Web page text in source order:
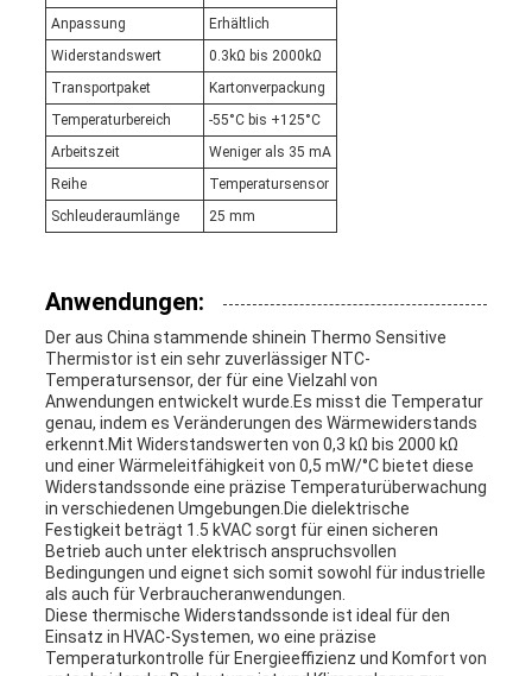
Anpassung
Erhältlich
Widerstandswert
0.3kΩ bis 2000kΩ
Transportpaket
Kartonverpackung
Temperaturbereich
-55°C bis +125°C
Arbeitszeit
Weniger als 35 mA
Reihe
Temperatursensor
Schleuderaumlänge
25 mm
Anwendungen:
Der aus China stammende shinein Thermo Sensitive
Thermistor ist ein sehr zuverlässiger NTC-
Temperatursensor, der für eine Vielzahl von
Anwendungen entwickelt wurde.Es misst die Temperatur
genau, indem es Veränderungen des Wärmewiderstands
erkennt.Mit Widerstandswerten von 0,3 kΩ bis 2000 kΩ
und einer Wärmeleitfähigkeit von 0,5 mW/°C bietet diese
Widerstandssonde eine präzise Temperaturüberwachung
in verschiedenen Umgebungen.Die dielektrische
Festigkeit beträgt 1.5 kVAC sorgt für einen sicheren
Betrieb auch unter elektrisch anspruchsvollen
Bedingungen und eignet sich somit sowohl für industrielle
als auch für Verbraucheranwendungen.
Diese thermische Widerstandssonde ist ideal für den
Einsatz in HVAC-Systemen, wo eine präzise
Temperaturkontrolle für Energieeffizienz und Komfort von